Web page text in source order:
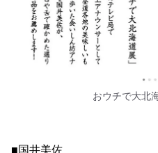
おウチで大北
■国井美佐